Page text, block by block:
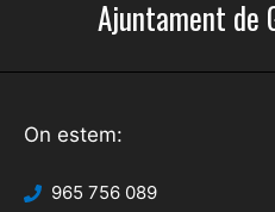
Ajuntament de
On estem:
965 756 089